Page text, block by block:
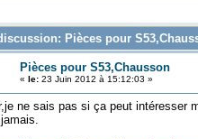
Pièces pour
Pièces pour S53,Chausson
« le:23 Juin 2012 à 15:12:03 »
ne sais pas si ça peut intéresser